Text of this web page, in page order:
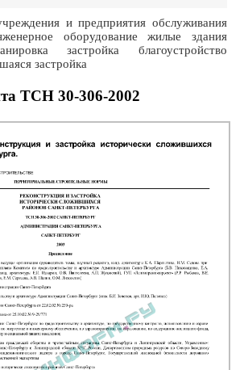
и предприятия обслуживания
оборудование жилые здания
застройка благоустройство
застройка
ТСН 30-306-2002